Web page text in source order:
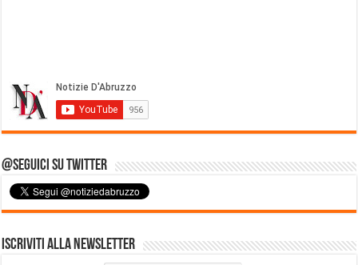
@Seguici su Twitter
Iscriviti alla Newsletter